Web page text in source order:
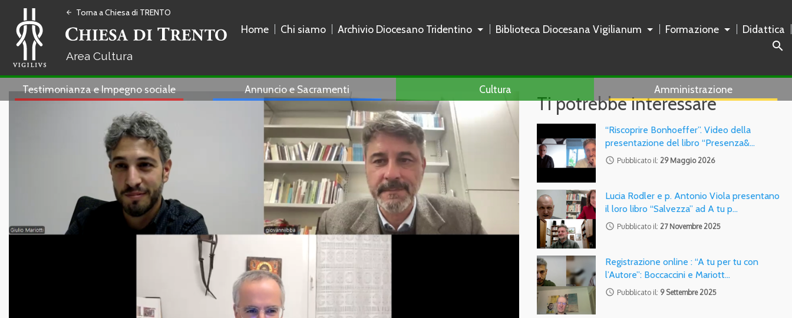
arrow_back Torna a Chiesa di TRENTO
Cultura
Home Chi siamo Archivio Diocesano Tridentino Biblioteca Diocesana Vigilianum Formazione Didattica
search
Testimonianza e Impegno sociale Annuncio e Sacramenti Cultura Amministrazione
Ti potrebbe interessare
“Riscoprire Bonhoeffer”. Video della
presentazione del libro “Presenza&…
access_time Pubblicato il: 29 Maggio 2026
Lucia Rodler e p. Antonio Viola presentano
il loro libro “Salvezza” ad A tu p…
access_time Pubblicato il: 27 Novembre 2025
Registrazione online : “A tu per tu con
l’Autore”: Boccaccini e Mariott…
access_time Pubblicato il: 9 Settembre 2025